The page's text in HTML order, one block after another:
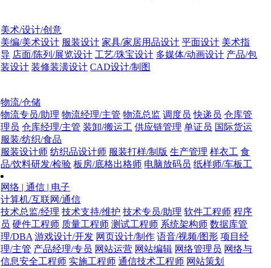
美术/设计/创意
美编/美术设计 服装设计 家具/家居用品设计 平面设计 美术指
导 店面/陈列/展览设计 工艺/珠宝设计 多媒体/动画设计 产品/包
装设计 装修装潢设计 CAD设计/制图
物流/仓储
物流专员/助理 物流经理/主管 物流总监 调度员 快递员 仓库管
理员 仓库经理/主管 装卸/搬运工 供应链管理 单证员 国际货运
服装/纺织/食品
服装设计师 纺织品设计师 服装打样/制版 生产管理 样衣工 食
品/饮料研发/检验 板房/底格出格师 电脑放码员 纸样师/车板工
网络 | 通信 | 电子
计算机/互联网/通信
技术总监/经理 技术支持/维护 技术专员/助理 软件工程师 程序
员 硬件工程师 质量工程师 测试工程师 系统架构师 数据库管
理/DBA 游戏设计/开发 网页设计/制作 语音/视频/图形 项目经
理/主管 产品经理/专员 网站运营 网站编辑 网络管理员 网络与
信息安全工程师 实施工程师 通信技术工程师 网站策划